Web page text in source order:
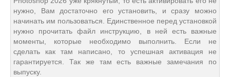
нужно, Вам достаточно его установить, и сразу можно
начинать им пользоваться. Единственное перед установкой
нужно прочитать файл инструкцию, в ней есть важные
моменты, которые необходимо выполнить. Если не
сделать как там написано, то успешная активация не
гарантируется. Так же там есть важные замечания по
выпуску.